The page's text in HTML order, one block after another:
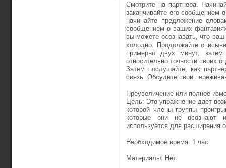
Смотрите на партнера.
заканчивайте его сообщением
начинайте предложение
сообщением о ваших
вы можете осознавать, что ваш
холодно. Продолжайте
примерно двух минут,
относительно точности своих
Затем послушайте, как
связь. Обсудите свои
Преувеличение или полное
Цель: Это упражнение дает
которой члены группы
которые они не осознают
используется для расширения
Необходимое время: 1 час.
Материалы: Нет.